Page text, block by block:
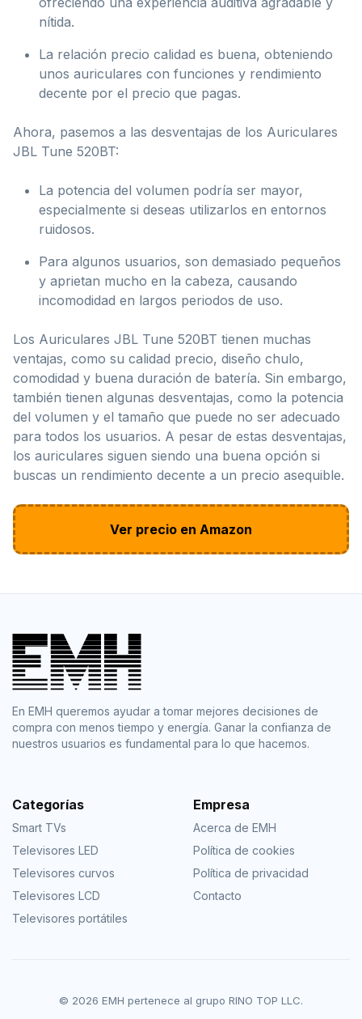
nítida.
La relación precio calidad es buena, obteniendo
unos auriculares con funciones y rendimiento
decente por el precio que pagas.
Ahora, pasemos a las desventajas de los Auriculares
JBL Tune 520BT:
La potencia del volumen podría ser mayor,
especialmente si deseas utilizarlos en entornos
ruidosos.
Para algunos usuarios, son demasiado pequeños
y aprietan mucho en la cabeza, causando
incomodidad en largos periodos de uso.
Los Auriculares JBL Tune 520BT tienen muchas
ventajas, como su calidad precio, diseño chulo,
comodidad y buena duración de batería. Sin embargo,
también tienen algunas desventajas, como la potencia
del volumen y el tamaño que puede no ser adecuado
para todos los usuarios. A pesar de estas desventajas,
los auriculares siguen siendo una buena opción si
buscas un rendimiento decente a un precio asequible.
Ver precio en Amazon
En EMH queremos ayudar a tomar mejores decisiones de
compra con menos tiempo y energía. Ganar la confianza de
nuestros usuarios es fundamental para lo que hacemos.
Categorías
Smart TVs
Televisores LED
Televisores curvos
Televisores LCD
Televisores portátiles
Empresa
Acerca de EMH
Política de cookies
Política de privacidad
Contacto
© 2026 EMH pertenece al grupo RINO TOP LLC.